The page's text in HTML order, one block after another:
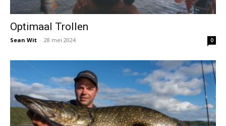
Optimaal Trollen
Sean Wit - 28 mei 2024 0